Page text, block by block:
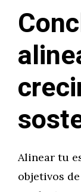
Alinear tu
objetivos